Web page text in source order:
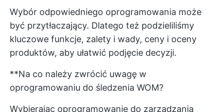
Wybór odpowiedniego oprogramowania może
być przytłaczający. Dlatego też podzieliliśmy
kluczowe funkcje, zalety i wady, ceny i oceny
produktów, aby ułatwić podjęcie decyzji.
**Na co należy zwrócić uwagę w
oprogramowaniu do śledzenia WOM?
Wybierając oprogramowanie do zarządzania